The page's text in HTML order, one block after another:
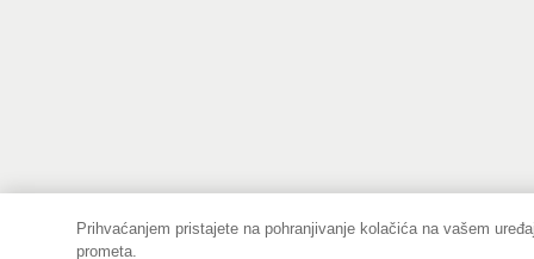
Prihvaćanjem pristajete na pohranjivanje kolačića na vašem
prometa.